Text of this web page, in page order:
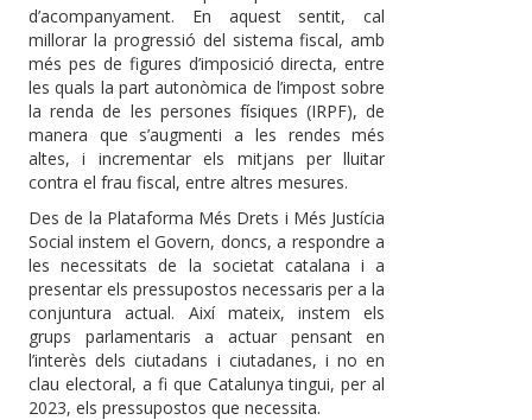
d’acompanyament. En aquest sentit, cal
millorar la progressió del sistema fiscal, amb
més pes de figures d’imposició directa, entre
les quals la part autonòmica de l’impost sobre
la renda de les persones físiques (IRPF), de
manera que s’augmenti a les rendes més
altes, i incrementar els mitjans per lluitar
contra el frau fiscal, entre altres mesures.
Des de la Plataforma Més Drets i Més Justícia
Social instem el Govern, doncs, a respondre a
les necessitats de la societat catalana i a
presentar els pressupostos necessaris per a la
conjuntura actual. Així mateix, instem els
grups parlamentaris a actuar pensant en
l’interès dels ciutadans i ciutadanes, i no en
clau electoral, a fi que Catalunya tingui, per al
2023, els pressupostos que necessita.